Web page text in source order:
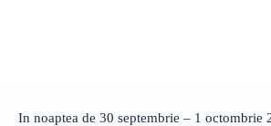
In noaptea de 30 septembrie – 1 octombrie